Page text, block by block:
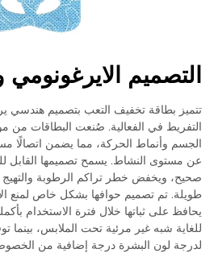
التصميم الايرغونومي
تتميز بطاقة تخفيف التعب بتصميم هندسي
التفريط في الفعالية. صُنعت البطاقات من
الجسم وأنماط الحركة، مما يضمن اتصالًا
عن مستوى النشاط. يسمح تصميمها القابل
صحيح، ويخفض خطر تراكم الرطوبة والتهيج
طويلة. تم تصميم حوافها بشكل خاص لمنع
يحافظ على ثباتها خلال فترة الاستخدام
للغاية شبه غير مرئية تحت الملابس، بينما
لدرجة لون البشرة درجة إضافية من